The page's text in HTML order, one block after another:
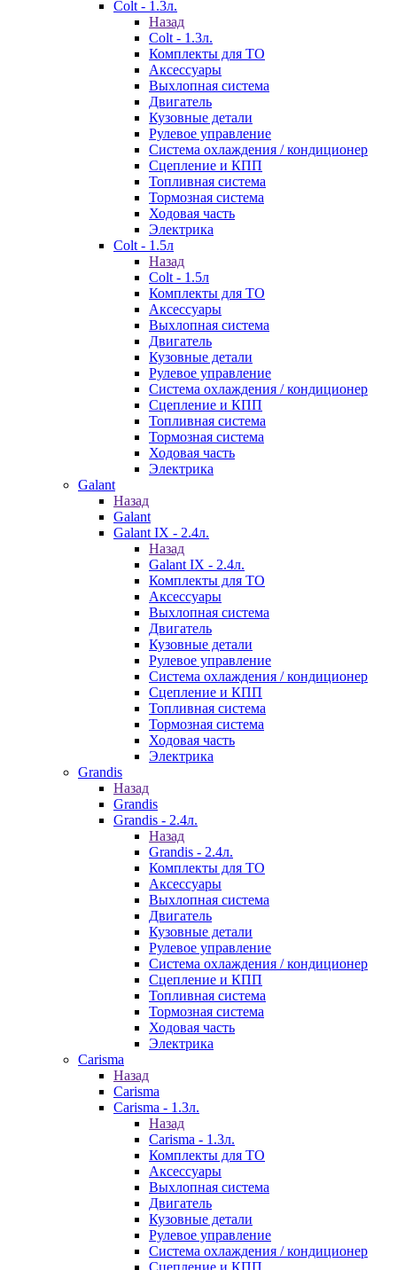
Colt - 1.3л.
Назад
Colt - 1.3л.
Комплекты для ТО
Аксессуары
Выхлопная система
Двигатель
Кузовные детали
Рулевое управление
Система охлаждения / кондиционер
Сцепление и КПП
Топливная система
Тормозная система
Ходовая часть
Электрика
Colt - 1.5л
Назад
Colt - 1.5л
Комплекты для ТО
Аксессуары
Выхлопная система
Двигатель
Кузовные детали
Рулевое управление
Система охлаждения / кондиционер
Сцепление и КПП
Топливная система
Тормозная система
Ходовая часть
Электрика
Galant
Назад
Galant
Galant IX - 2.4л.
Назад
Galant IX - 2.4л.
Комплекты для ТО
Аксессуары
Выхлопная система
Двигатель
Кузовные детали
Рулевое управление
Система охлаждения / кондиционер
Сцепление и КПП
Топливная система
Тормозная система
Ходовая часть
Электрика
Grandis
Назад
Grandis
Grandis - 2.4л.
Назад
Grandis - 2.4л.
Комплекты для ТО
Аксессуары
Выхлопная система
Двигатель
Кузовные детали
Рулевое управление
Система охлаждения / кондиционер
Сцепление и КПП
Топливная система
Тормозная система
Ходовая часть
Электрика
Carisma
Назад
Carisma
Carisma - 1.3л.
Назад
Carisma - 1.3л.
Комплекты для ТО
Аксессуары
Выхлопная система
Двигатель
Кузовные детали
Рулевое управление
Система охлаждения / кондиционер
Сцепление и КПП